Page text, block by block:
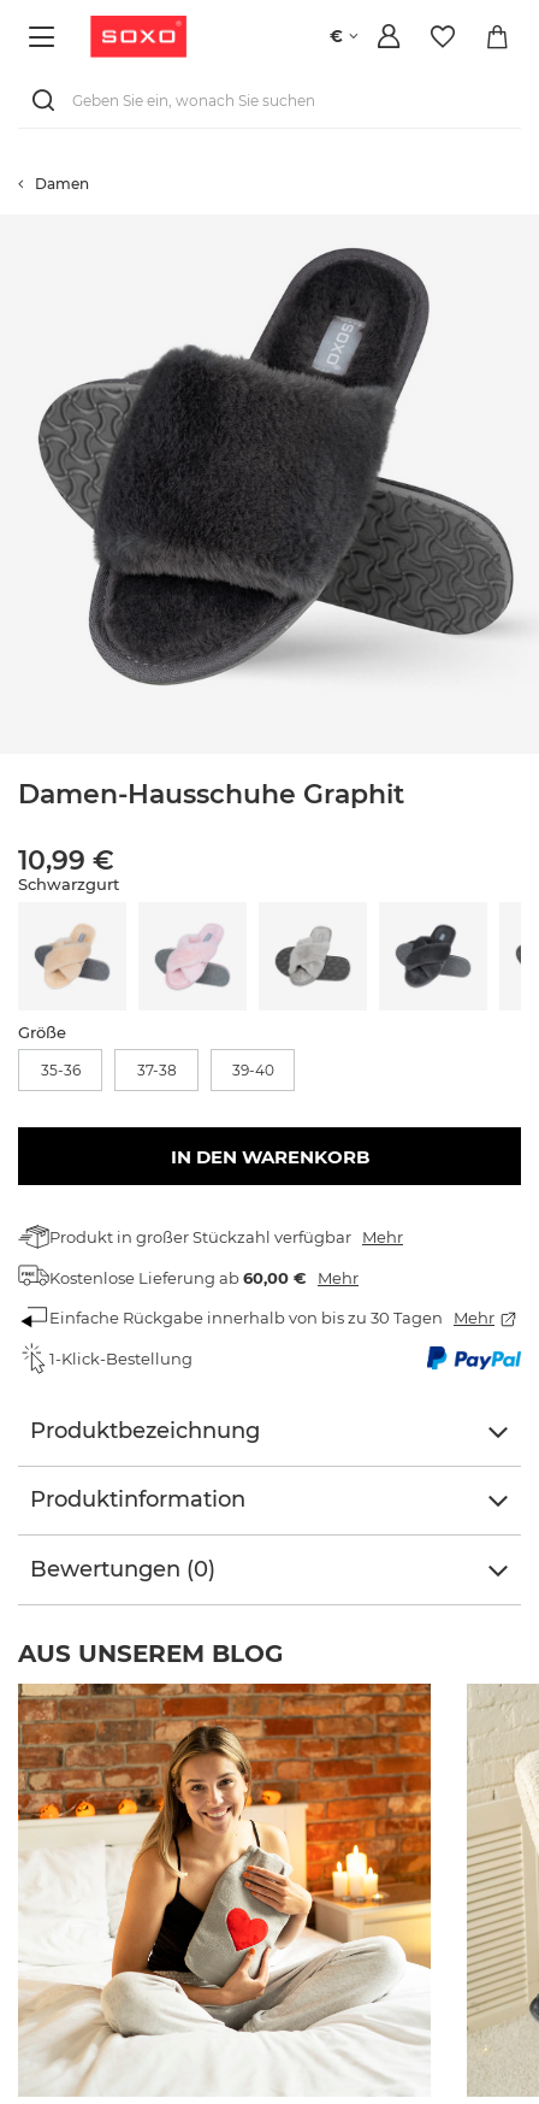
€
Damen
Damen-Hausschuhe Graphit
10,99 €
Schwarzgurt
Größe
35-36 37-38 39-40
IN DEN WARENKORB
Produkt in großer Stückzahl verfügbar Mehr
Kostenlose Lieferung ab60,00 € Mehr
Einfache Rückgabe innerhalb von bis zu 30 Tagen Mehr
1-Klick-Bestellung
Produktbezeichnung
Produktinformation
Bewertungen (0)
AUS UNSEREM BLOG